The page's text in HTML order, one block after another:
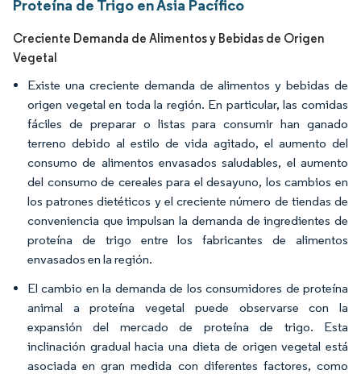
Proteína de Trigo en Asia Pacífico
Creciente Demanda de Alimentos y Bebidas de Origen
Vegetal
Existe una creciente demanda de alimentos y bebidas de
origen vegetal en toda la región. En particular, las comidas
fáciles de preparar o listas para consumir han ganado
terreno debido al estilo de vida agitado, el aumento del
consumo de alimentos envasados saludables, el aumento
del consumo de cereales para el desayuno, los cambios en
los patrones dietéticos y el creciente número de tiendas de
conveniencia que impulsan la demanda de ingredientes de
proteína de trigo entre los fabricantes de alimentos
envasados en la región.
El cambio en la demanda de los consumidores de proteína
animal a proteína vegetal puede observarse con la
expansión del mercado de proteína de trigo. Esta
inclinación gradual hacia una dieta de origen vegetal está
asociada en gran medida con diferentes factores, como